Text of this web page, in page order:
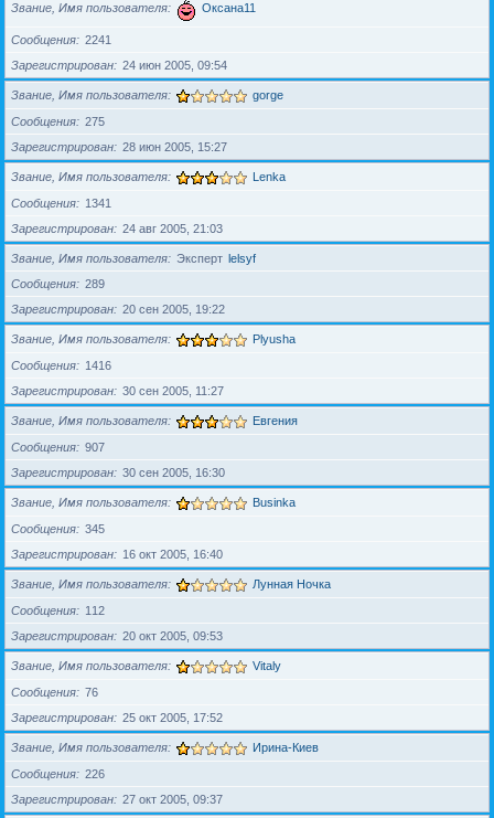
Звание, Имя пользователя Оксана11
Сообщения
2241
Зарегистрирован
24 июн 2005, 09:54
Звание, Имя пользователя gorge
Сообщения
275
Зарегистрирован
28 июн 2005, 15:27
Звание, Имя пользователя Lenka
Сообщения
1341
Зарегистрирован
24 авг 2005, 21:03
Звание, Имя пользователя Эксперт lelsyf
Сообщения
289
Зарегистрирован
20 сен 2005, 19:22
Звание, Имя пользователя Plyusha
Сообщения
1416
Зарегистрирован
30 сен 2005, 11:27
Звание, Имя пользователя Евгения
Сообщения
907
Зарегистрирован
30 сен 2005, 16:30
Звание, Имя пользователя Businka
Сообщения
345
Зарегистрирован
16 окт 2005, 16:40
Звание, Имя пользователя Лунная Ночка
Сообщения
112
Зарегистрирован
20 окт 2005, 09:53
Звание, Имя пользователя Vitaly
Сообщения
76
Зарегистрирован
25 окт 2005, 17:52
Звание, Имя пользователя Ирина-Киев
Сообщения
226
Зарегистрирован
27 окт 2005, 09:37